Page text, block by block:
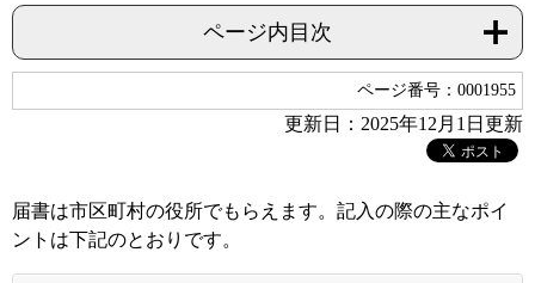
ページ内目次
ページ番号：0001955
更新日：2025年12月1日更新
届書は市区町村の役所でもらえます。記入の際の主なポイ
ントは下記のとおりです。